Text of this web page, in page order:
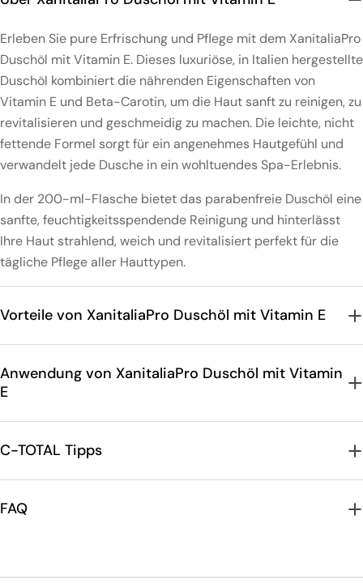
Erleben Sie pure Erfrischung und Pflege mit dem XanitaliaPro
Duschöl mit Vitamin E. Dieses luxuriöse, in Italien hergestellte
Duschöl kombiniert die nährenden Eigenschaften von
Vitamin E und Beta-Carotin, um die Haut sanft zu reinigen, zu
revitalisieren und geschmeidig zu machen. Die leichte, nicht
fettende Formel sorgt für ein angenehmes Hautgefühl und
verwandelt jede Dusche in ein wohltuendes Spa-Erlebnis.
In der 200-ml-Flasche bietet das parabenfreie Duschöl eine
sanfte, feuchtigkeitsspendende Reinigung und hinterlässt
Ihre Haut strahlend, weich und revitalisiert perfekt für die
tägliche Pflege aller Hauttypen.
Vorteile von XanitaliaPro Duschöl mit Vitamin E
Anwendung von XanitaliaPro Duschöl mit Vitamin
E
C-TOTAL Tipps
FAQ